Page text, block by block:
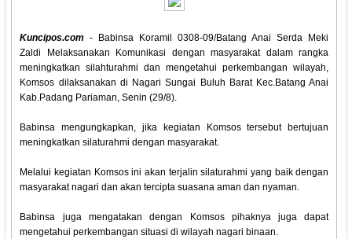
Kuncipos.com - Babinsa Koramil 0308-09/Batang Anai Serda Meki
Zaldi Melaksanakan Komunikasi dengan masyarakat dalam rangka
meningkatkan silahturahmi dan mengetahui perkembangan wilayah,
Komsos dilaksanakan di Nagari Sungai Buluh Barat Kec.Batang Anai
Kab.Padang Pariaman, Senin (29/8).
Babinsa mengungkapkan, jika kegiatan Komsos tersebut bertujuan
meningkatkan silaturahmi dengan masyarakat.
Melalui kegiatan Komsos ini akan terjalin silaturahmi yang baik dengan
masyarakat nagari dan akan tercipta suasana aman dan nyaman.
Babinsa juga mengatakan dengan Komsos pihaknya juga dapat
mengetahui perkembangan situasi di wilayah nagari binaan.